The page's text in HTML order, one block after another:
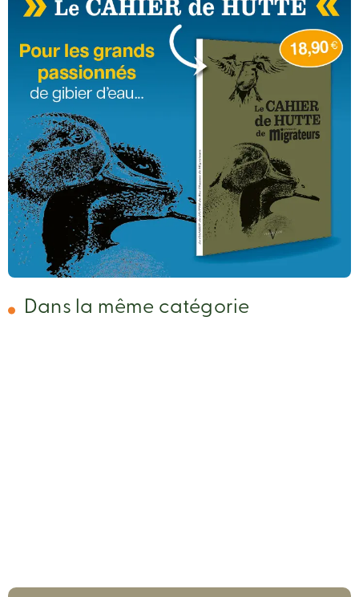
Dans la même catégorie